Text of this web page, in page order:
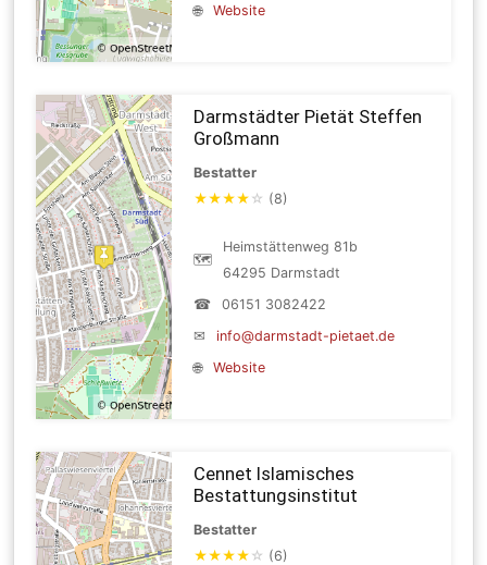
🌐
Website
Darmstädter Pietät Steffen
Großmann
Bestatter
★★★★ ☆ (8)
🗺
Heimstättenweg 81b
64295 Darmstadt
☎
06151 3082422
✉
info@darmstadt-pietaet.de
🌐
Website
Cennet Islamisches
Bestattungsinstitut
Bestatter
★★★★ ☆ (6)